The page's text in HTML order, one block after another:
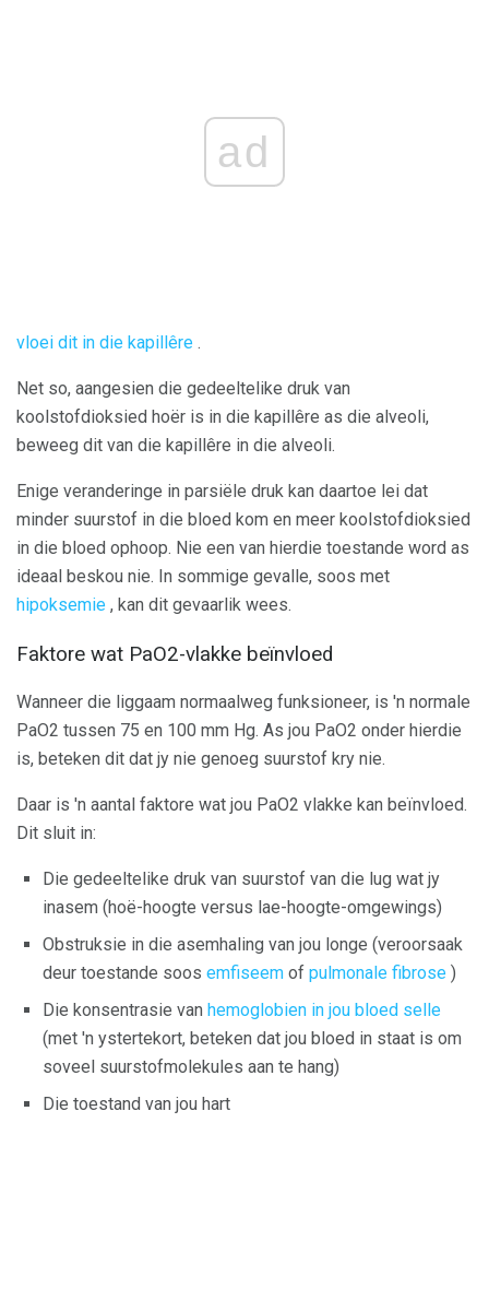
ad
vloei dit in die kapillêre .
Net so, aangesien die gedeeltelike druk van
koolstofdioksied hoër is in die kapillêre as die alveoli,
beweeg dit van die kapillêre in die alveoli.
Enige veranderinge in parsiële druk kan daartoe lei dat
minder suurstof in die bloed kom en meer koolstofdioksied
in die bloed ophoop. Nie een van hierdie toestande word as
ideaal beskou nie. In sommige gevalle, soos met
hipoksemie , kan dit gevaarlik wees.
Faktore wat PaO2-vlakke beïnvloed
Wanneer die liggaam normaalweg funksioneer, is 'n normale
PaO2 tussen 75 en 100 mm Hg. As jou PaO2 onder hierdie
is, beteken dit dat jy nie genoeg suurstof kry nie.
Daar is 'n aantal faktore wat jou PaO2 vlakke kan beïnvloed.
Dit sluit in:
Die gedeeltelike druk van suurstof van die lug wat jy
inasem (hoë-hoogte versus lae-hoogte-omgewings)
Obstruksie in die asemhaling van jou longe (veroorsaak
deur toestande soos emfiseem of pulmonale fibrose )
Die konsentrasie van hemoglobien in jou bloed selle
(met 'n ystertekort, beteken dat jou bloed in staat is om
soveel suurstofmolekules aan te hang)
Die toestand van jou hart